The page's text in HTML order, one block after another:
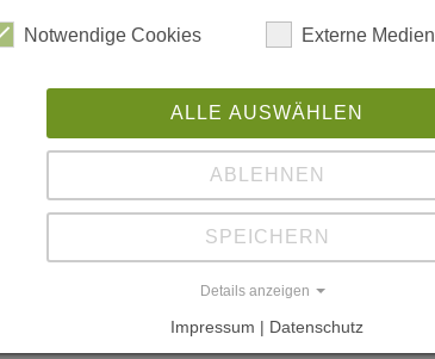
Sommerock, Kaiserslautern
Notwendige Cookies Externe Medien
ALLE AUSWÄHLEN
ABLEHNEN
SPEICHERN
Details anzeigen
Impressum | Datenschutz